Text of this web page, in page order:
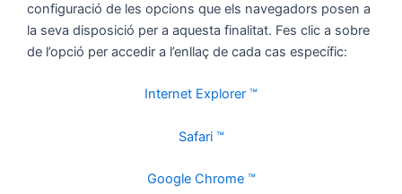
configuració de les opcions que els navegadors posen a
la seva disposició per a aquesta finalitat. Fes clic a sobre
de l’opció per accedir a l’enllaç de cada cas específic:
Internet Explorer ™
Safari ™
Google Chrome ™